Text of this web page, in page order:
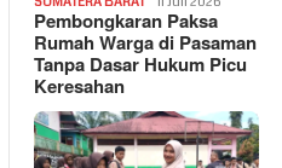
Pembongkaran Paksa
Rumah Warga di Pasaman
Tanpa Dasar Hukum Picu
Keresahan